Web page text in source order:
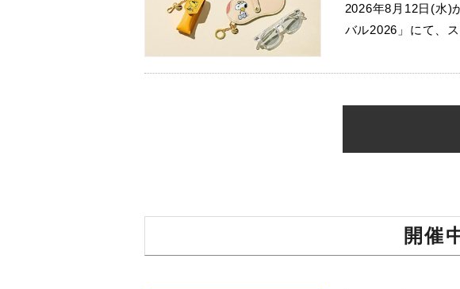
2026年8月12日(水)
バル2026」にて、
開催